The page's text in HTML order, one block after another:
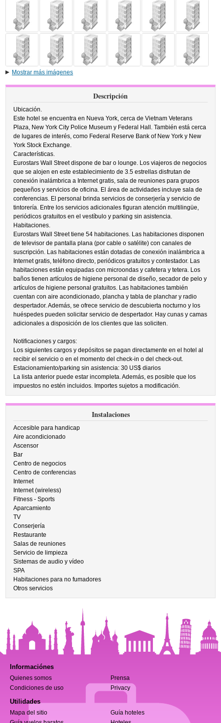
Mostrar más imágenes
Descripción
Ubicación.
Este hotel se encuentra en Nueva York, cerca de Vietnam Veterans
Plaza, New York City Police Museum y Federal Hall. También está cerca
de lugares de interés, como Federal Reserve Bank of New York y New
York Stock Exchange.
Características.
Eurostars Wall Street dispone de bar o lounge. Los viajeros de negocios
que se alojen en este establecimiento de 3.5 estrellas disfrutan de
conexión inalámbrica a Internet gratis, sala de reuniones para grupos
pequeños y servicios de oficina. El área de actividades incluye sala de
conferencias. El personal brinda servicios de conserjería y servicio de
tintorería. Entre los servicios adicionales figuran atención multilingüe,
periódicos gratuitos en el vestíbulo y parking sin asistencia.
Habitaciones.
Eurostars Wall Street tiene 54 habitaciones. Las habitaciones disponen
de televisor de pantalla plana (por cable o satélite) con canales de
suscripción. Las habitaciones están dotadas de conexión inalámbrica a
Internet gratis, teléfono directo, periódicos gratuitos y contestador. Las
habitaciones están equipadas con microondas y cafetera y tetera. Los
baños tienen artículos de higiene personal de diseño, secador de pelo y
artículos de higiene personal gratuitos. Las habitaciones también
cuentan con aire acondicionado, plancha y tabla de planchar y radio
despertador. Además, se ofrece servicio de descubierta nocturno y los
huéspedes pueden solicitar servicio de despertador. Hay cunas y camas
adicionales a disposición de los clientes que las soliciten.
Notificaciones y cargos:
Los siguientes cargos y depósitos se pagan directamente en el hotel al
recibir el servicio o en el momento del check-in o del check-out.
Estacionamiento/parking sin asistencia: 30 US$ diarios
La lista anterior puede estar incompleta. Además, es posible que los
impuestos no estén incluidos. Importes sujetos a modificación.
Instalaciones
Accesible para handicap
Aire acondicionado
Ascensor
Bar
Centro de negocios
Centro de conferencias
Internet
Internet (wireless)
Fitness - Sports
Aparcamiento
TV
Conserjería
Restaurante
Salas de reuniones
Servicio de limpieza
Sistemas de audio y vídeo
SPA
Habitaciones para no fumadores
Otros servicios
Informaciónes
Quienes somos
Prensa
Condiciones de uso
Privacy
Utilidades
Mapa del sitio
Guía hoteles